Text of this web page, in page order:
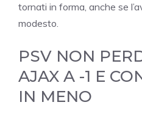
tornati in forma, anche se
modesto.
PSV NON
AJAX A -1 E
IN MENO